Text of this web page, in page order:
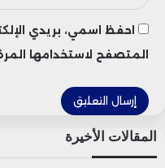
احفظ اسمي، بريدي
المتصفح لاستخدامها
المقالات الأخيرة